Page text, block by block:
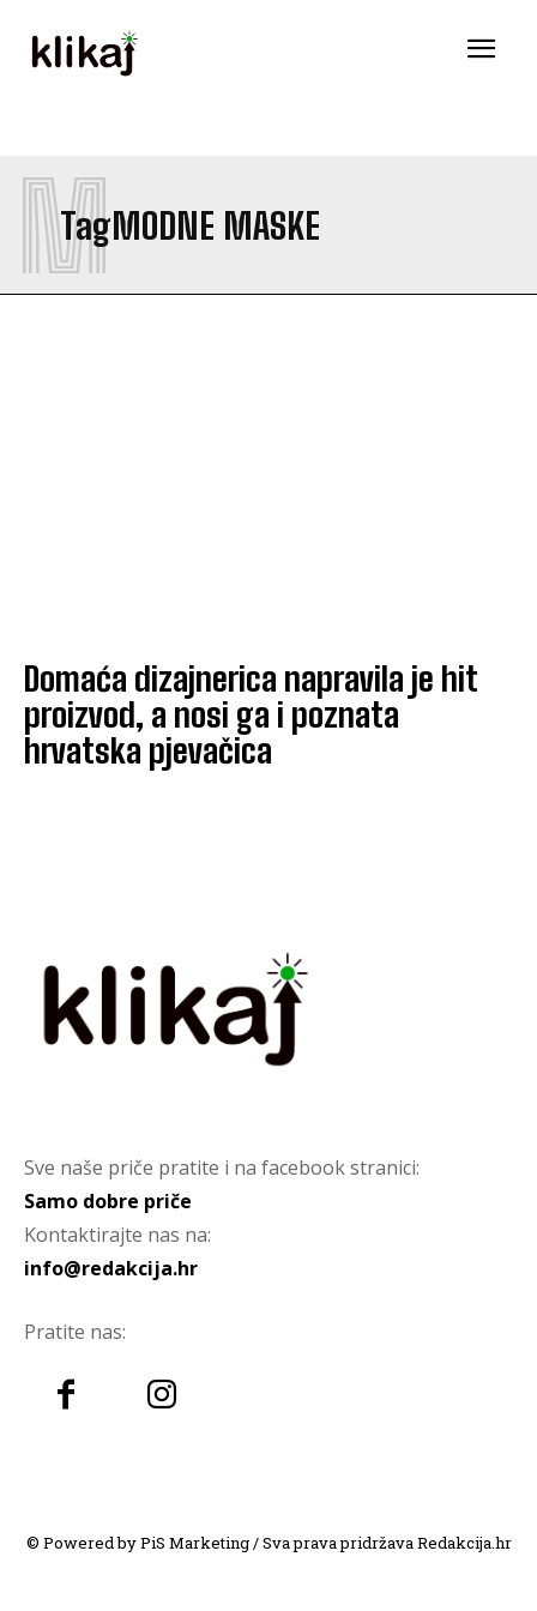
TagMODNE MASKE
M
Domaća dizajnerica napravila je hit
proizvod, a nosi ga i poznata
hrvatska pjevačica
Sve naše priče pratite i na facebook stranici:
Samo dobre priče
Kontaktirajte nas na:
info@redakcija.hr
Pratite nas:
© Powered by PiS Marketing / Sva prava pridržava Redakcija.hr